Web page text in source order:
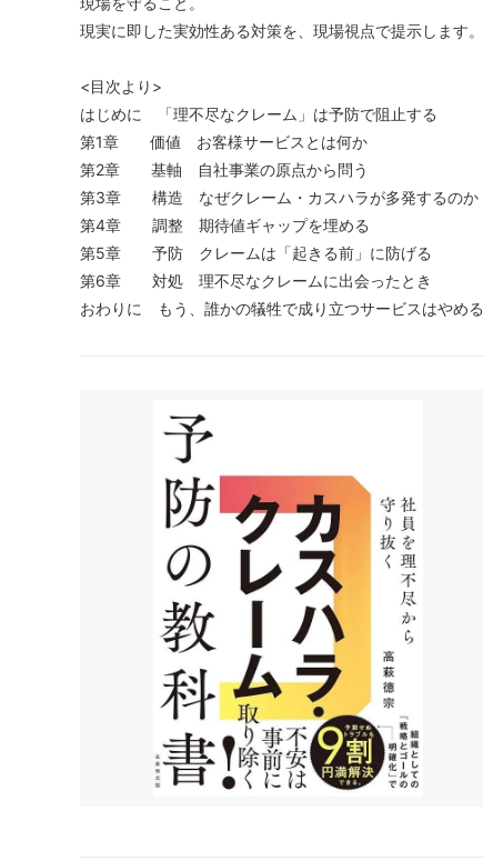
現実に即した実効性ある対策を、現場視点で提示します。
<目次より>
はじめに 「理不尽なクレーム」は予防で阻止する
第1章 価値 お客様サービスとは何か
第2章 基軸 自社事業の原点から問う
第3章 構造 なぜクレーム・カスハラが多発するのか
第4章 調整 期待値ギャップを埋める
第5章 予防 クレームは「起きる前」に防げる
第6章 対処 理不尽なクレームに出会ったとき
おわりに もう、誰かの犠牲で成り立つサービスはやめる